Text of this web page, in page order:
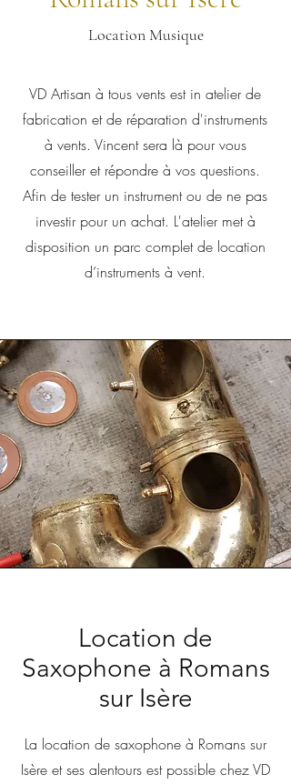
Location Musique
VD Artisan à tous vents est in atelier de
fabrication et de réparation d'instruments
à vents. Vincent sera là pour vous
conseiller et répondre à vos questions.
Afin de tester un instrument ou de ne pas
investir pour un achat. L'atelier met à
disposition un parc complet de location
d’instruments à vent.
Location de
Saxophone à Romans
sur Isère
La location de saxophone à Romans sur
Isère et ses alentours est possible chez VD